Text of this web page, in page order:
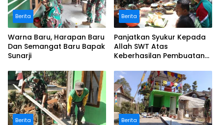
Berita
Warna Baru, Harapan Baru
Dan Semangat Baru Bapak
Sunarji
Berita
Panjatkan Syukur Kepada
Allah SWT Atas
Keberhasilan Pembuatan
Berita Berita